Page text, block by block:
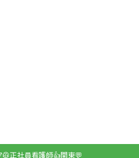
正社員看護師👍関東💬